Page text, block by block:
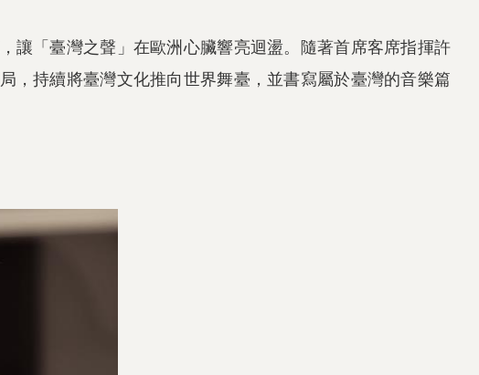
讓「臺灣之聲」在歐洲心臟響亮迴盪。隨著首席客席指揮許
，持續將臺灣文化推向世界舞臺，並書寫屬於臺灣的音樂篇